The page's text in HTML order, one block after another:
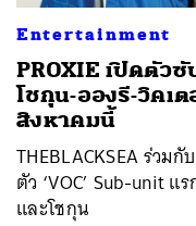
Entertainment
PROXIE เปิดตัวซั
โชกุน-อองรี-วิคเ
สิงหาคมนี้
THEBLACKSEA ร่วม
ตัว ‘VOC’ Sub-unit แ
และโชกุน